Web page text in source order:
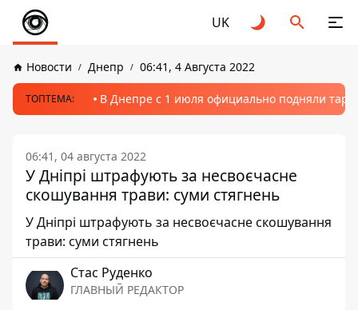
UK
Новости Днепр 06:41, 4 Августа 2022
ТОПТЕМА: В Днепре с 1 июля официально подняли
06:41, 04 августа 2022
У Дніпрі штрафують за несвоєчасне
скошування трави: суми стягнень
У Дніпрі штрафують за несвоєчасне скошування
трави: суми стягнень
Стаc Руденко
ГЛАВНЫЙ РЕДАКТОР